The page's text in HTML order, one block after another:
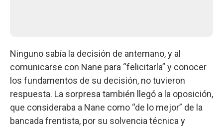
Ninguno sabía la decisión de antemano, y al
comunicarse con Nane para “felicitarla” y conocer
los fundamentos de su decisión, no tuvieron
respuesta. La sorpresa también llegó a la oposición,
que consideraba a Nane como “de lo mejor” de la
bancada frentista, por su solvencia técnica y